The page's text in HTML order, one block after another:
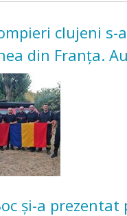
clujeni s-
din Franța.
de vegetație și
și-a prezentat